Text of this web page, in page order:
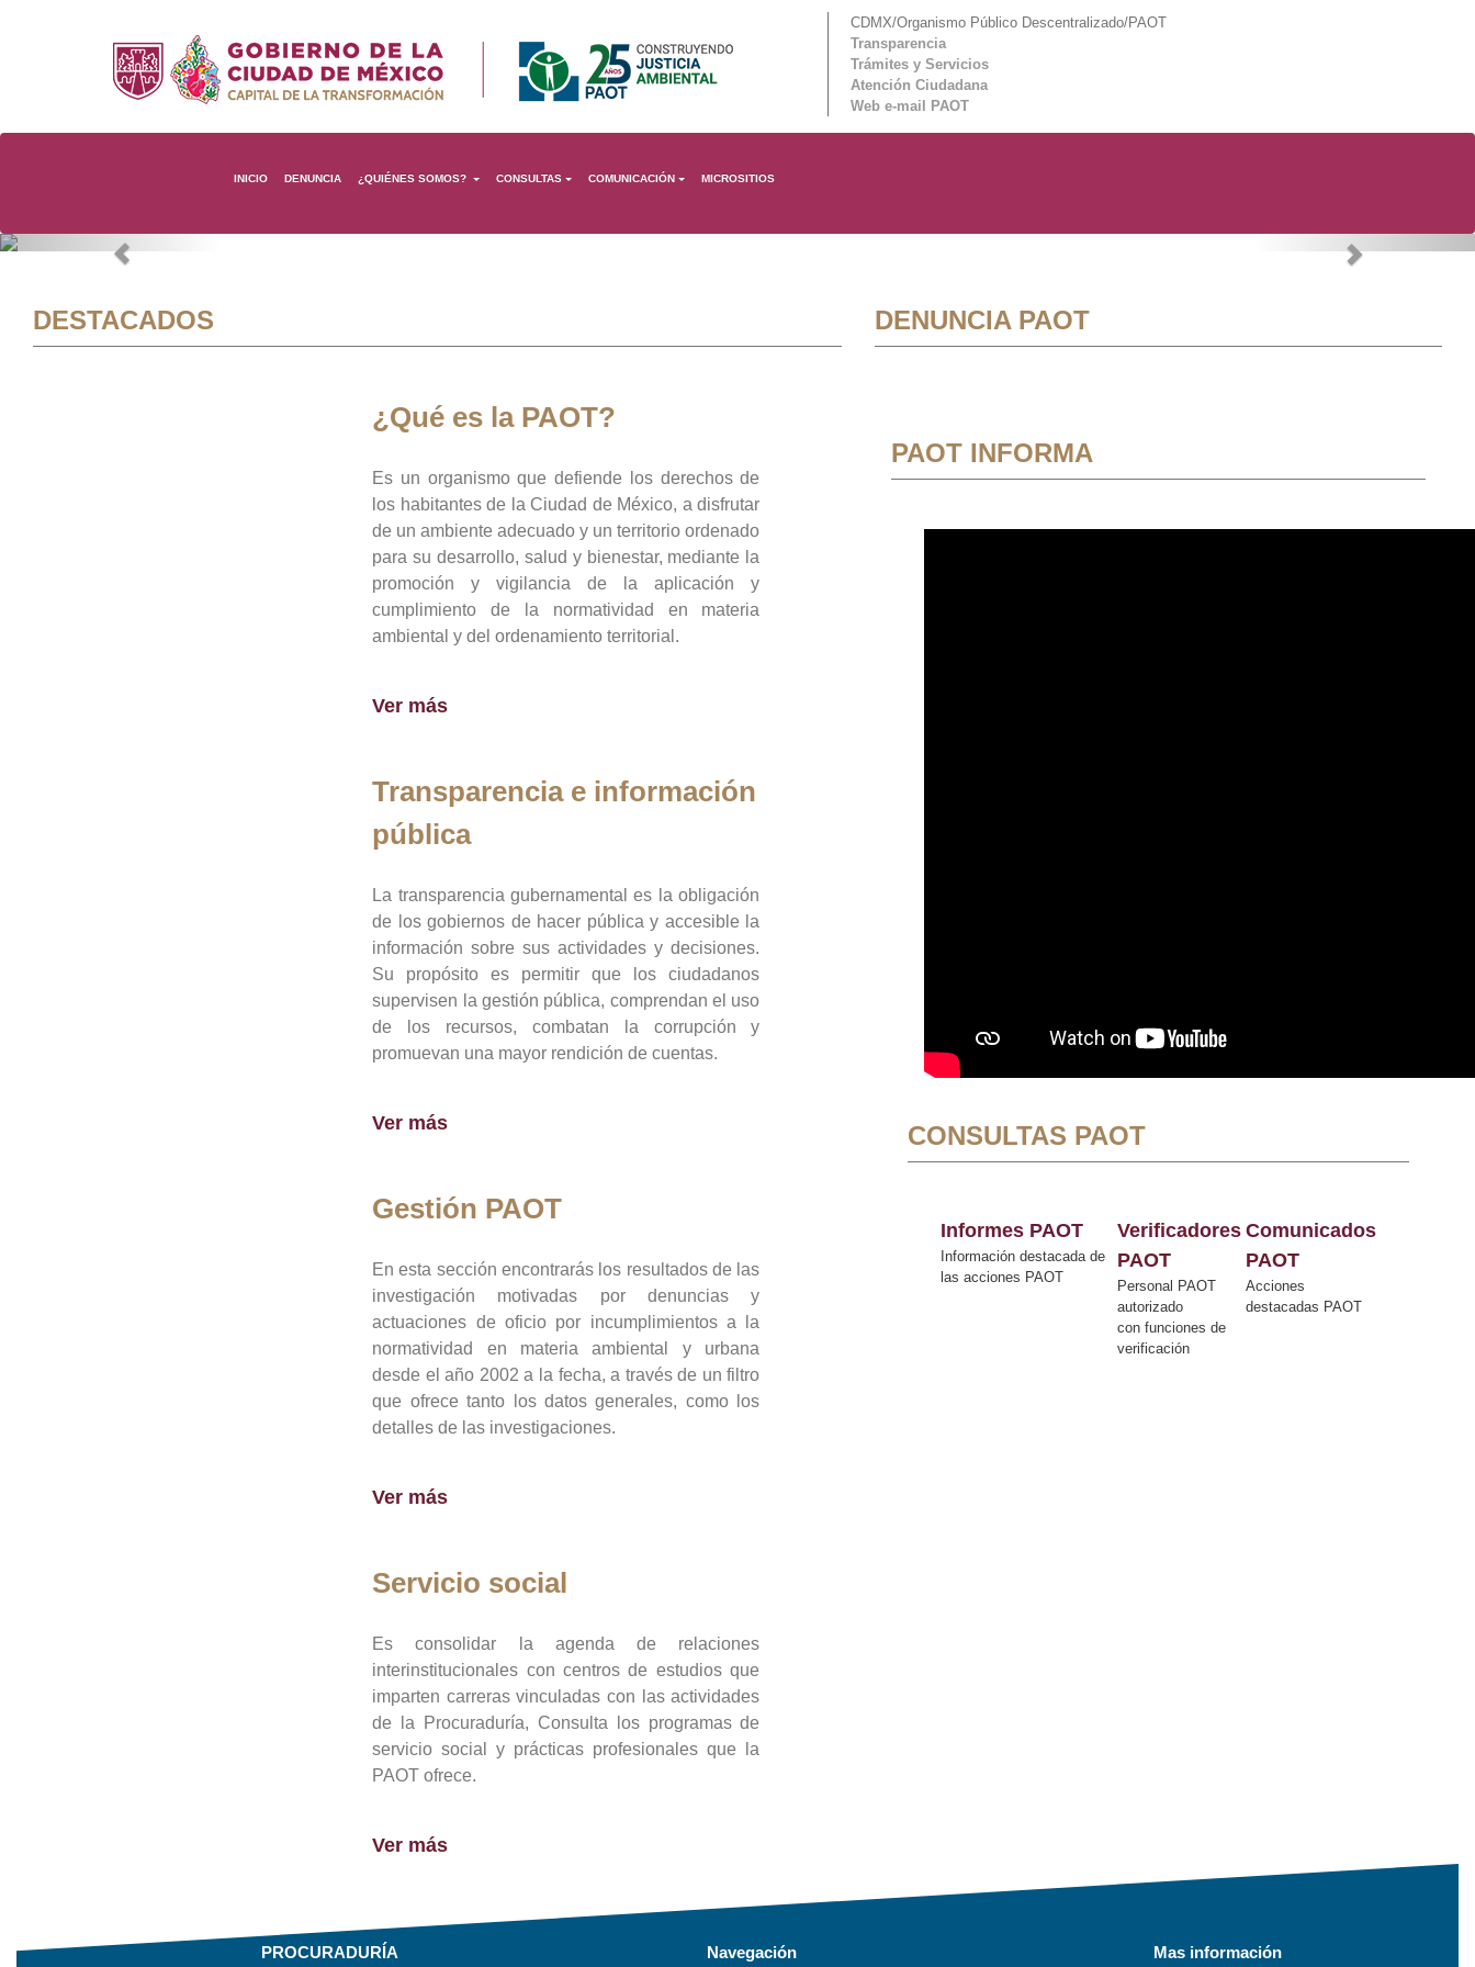
CDMX/Organismo Público Descentralizado/PAOT
Transparencia
Trámites y Servicios
Atención Ciudadana
Web e-mail PAOT
INICIO DENUNCIA ¿QUIÉNES SOMOS? CONSULTAS COMUNICACIÓN MICROSITIOS
Previous Next
DESTACADOS
¿Qué es la PAOT?
Es un organismo que defiende los derechos de
los habitantes de la Ciudad de México, a disfrutar
de un ambiente adecuado y un territorio ordenado
para su desarrollo, salud y bienestar, mediante la
promoción y vigilancia de la aplicación y
cumplimiento de la normatividad en materia
ambiental y del ordenamiento territorial.
Ver más
Transparencia e información
pública
La transparencia gubernamental es la obligación
de los gobiernos de hacer pública y accesible la
información sobre sus actividades y decisiones.
Su propósito es permitir que los ciudadanos
supervisen la gestión pública, comprendan el uso
de los recursos, combatan la corrupción y
promuevan una mayor rendición de cuentas.
Ver más
Gestión PAOT
En esta sección encontrarás los resultados de las
investigación motivadas por denuncias y
actuaciones de oficio por incumplimientos a la
normatividad en materia ambiental y urbana
desde el año 2002 a la fecha, a través de un filtro
que ofrece tanto los datos generales, como los
detalles de las investigaciones.
Ver más
Servicio social
Es consolidar la agenda de relaciones
interinstitucionales con centros de estudios que
imparten carreras vinculadas con las actividades
de la Procuraduría, Consulta los programas de
servicio social y prácticas profesionales que la
PAOT ofrece.
Ver más
DENUNCIA PAOT
PAOT INFORMA
CONSULTAS PAOT
Informes PAOT
Información destacada de
las acciones PAOT
Verificadores
PAOT
Personal PAOT
autorizado
con funciones de
verificación
Comunicados
PAOT
Acciones
destacadas PAOT
PROCURADURÍA Navegación Mas información